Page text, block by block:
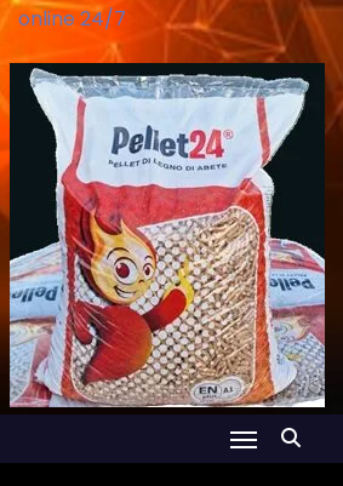
online 24/7